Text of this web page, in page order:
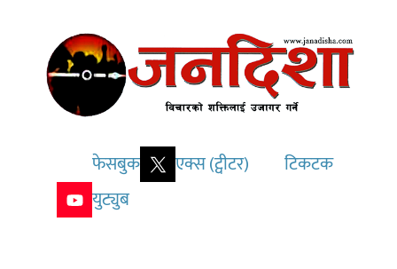
फेसबुक एक्स (ट्वीटर)
टिकटक
युट्युब